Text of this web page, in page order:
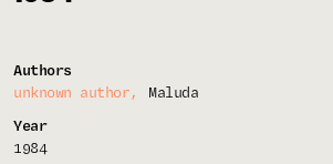
Authors
unknown author
Maluda
Year
1984